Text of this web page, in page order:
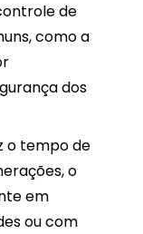
de
como a
dos
o tempo de
o
em
ou com